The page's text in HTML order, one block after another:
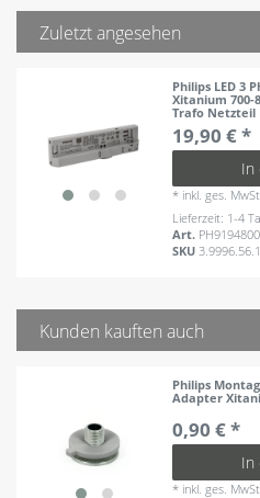
Zuletzt angesehen
Philips LED 3
Xitanium 700-
Trafo
19,90 € *
In
* inkl. ges.
Lieferzeit: 1-4
Art.
SKU
Kunden kauften auch
Philips
Adapter
0,90 € *
In
* inkl. ges. MwSt.